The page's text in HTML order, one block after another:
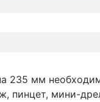
235 мм
пинцет, мини-